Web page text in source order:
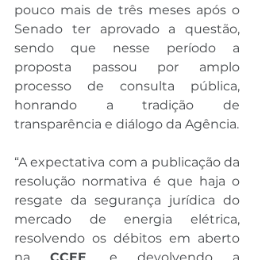
pouco mais de três meses após o
Senado ter aprovado a questão,
sendo que nesse período a
proposta passou por amplo
processo de consulta pública,
honrando a tradição de
transparência e diálogo da Agência.
“A expectativa com a publicação da
resolução normativa é que haja o
resgate da segurança jurídica do
mercado de energia elétrica,
resolvendo os débitos em aberto